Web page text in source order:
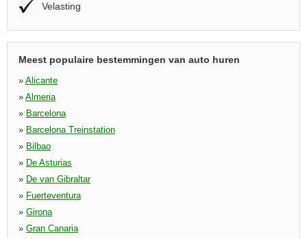
Velasting
Meest populaire bestemmingen van auto huren
» Alicante
» Almeria
» Barcelona
» Barcelona Treinstation
» Bilbao
» De Asturias
» De van Gibraltar
» Fuerteventura
» Girona
» Gran Canaria